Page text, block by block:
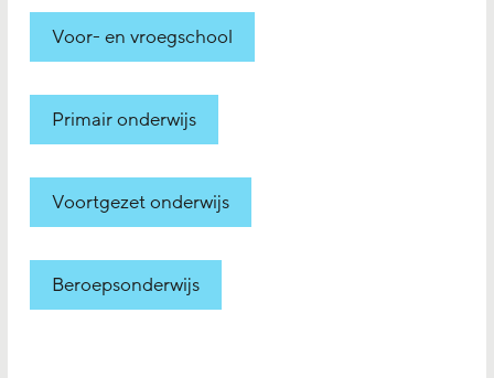
Voor- en vroegschool
Primair onderwijs
Voortgezet onderwijs
Beroepsonderwijs